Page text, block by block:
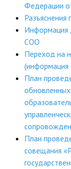
Организация
ГИА
Карта ГИА РК
Советуем
Готовимся к
ДПО
Повышение
Федерации
Информация
СОО
Переход на
(информация
План
План
совещания